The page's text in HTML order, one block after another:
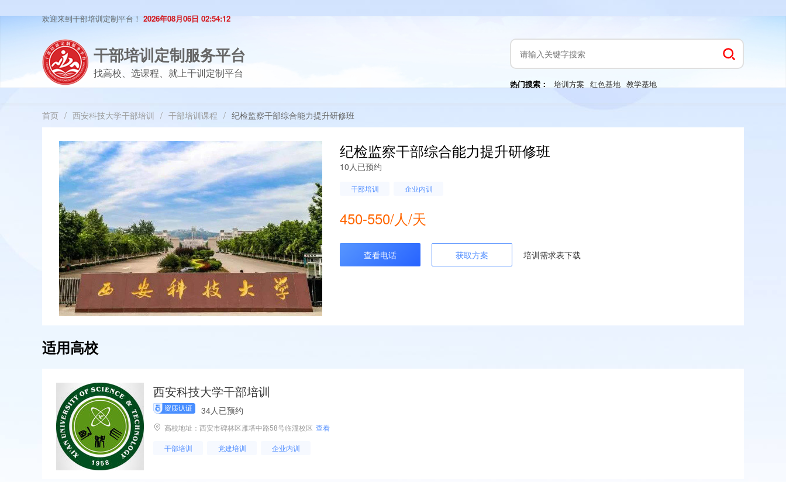
欢迎来到干部培训定制平台！ 2026年08月06日 02:54:13
干部培训定制服务平台
找高校、选课程、就上干训定制平台
热门搜索： 培训方案 红色基地 教学基地
首页 / 西安科技大学干部培训 / 干部培训课程 / 纪检监察干部综合能力提升研修班
纪检监察干部综合能力提升研修班
10人已预约
干部培训 企业内训
450-550/人/天
查看电话 获取方案 培训需求表下载
适用高校
西安科技大学干部培训
34人已预约
高校地址：西安市碑林区雁塔中路58号临潼校区 查看
干部培训 党建培训 企业内训